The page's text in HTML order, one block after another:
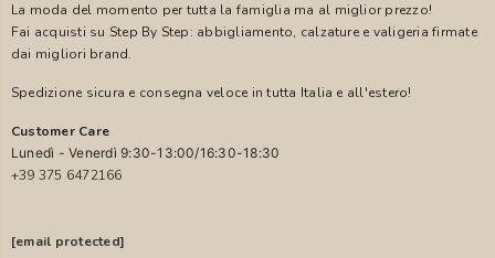
La moda del momento per tutta la famiglia ma al miglior prezzo!
Fai acquisti su Step By Step: abbigliamento, calzature e valigeria firmate
dai migliori brand.
Spedizione sicura e consegna veloce in tutta Italia e all'estero!
Customer Care
Lunedì - Venerdì 9:30-13:00/16:30-18:30
+39 375 6472166
[email protected]